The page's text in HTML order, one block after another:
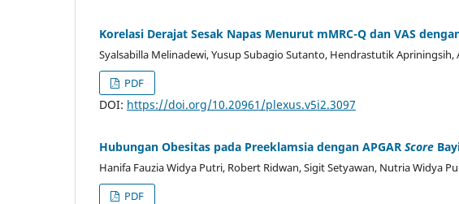
Korelasi Derajat Sesak Napas Menurut mMRC-Q dan VAS
Syalsabilla Melinadewi, Yusup Subagio Sutanto, Hendrastutik
PDF
DOI: https://doi.org/10.20961/plexus.v5i2.3097
Hubungan Obesitas pada Preeklamsia dengan APGAR Score
Hanifa Fauzia Widya Putri, Robert Ridwan, Sigit Setyawan, Nutria Widya
PDF